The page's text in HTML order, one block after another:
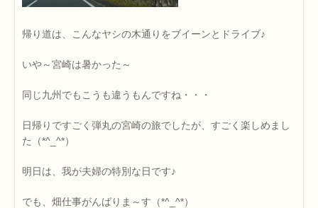
帰り道は、こんなヤシの木通りをブイーンとドライブ♪
いや～宮崎は暑かった～
同じ九州でもこうも違うもんですね・・・
日帰りですごく弾丸の宮崎の旅でしたが、すごく楽しめまし
た（*^_^*）
明日は、我が夫婦の特別な日です♪
でも、畑仕事がんばりま～す（*^_^*）